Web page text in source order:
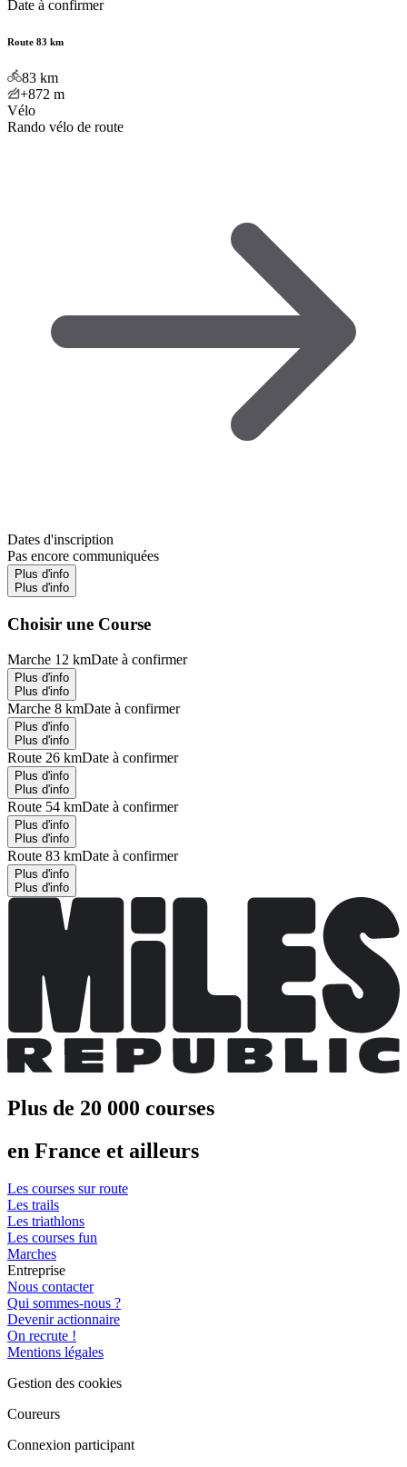
Date à confirmer
Route 83 km
83 km
+872 m
Vélo
Rando vélo de route
Dates d'inscription
Pas encore communiquées
Plus d'info
Plus d'info
Choisir une Course
Marche 12 kmDate à confirmer
Plus d'info
Plus d'info
Marche 8 kmDate à confirmer
Plus d'info
Plus d'info
Route 26 kmDate à confirmer
Plus d'info
Plus d'info
Route 54 kmDate à confirmer
Plus d'info
Plus d'info
Route 83 kmDate à confirmer
Plus d'info
Plus d'info
Plus de 20 000 courses
en France et ailleurs
Les courses sur route
Les trails
Les triathlons
Les courses fun
Marches
Entreprise
Nous contacter
Qui sommes-nous ?
Devenir actionnaire
On recrute !
Mentions légales
Gestion des cookies
Coureurs
Connexion participant